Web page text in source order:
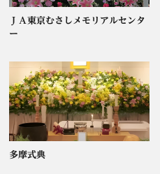
ＪＡ東京むさしメモリアルセンタ
ー
多摩式典